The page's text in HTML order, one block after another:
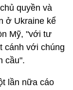
quyền và
ở Ukraine kể
Mỹ, "với tư
cánh với chúng
cầu".
lần nữa cáo